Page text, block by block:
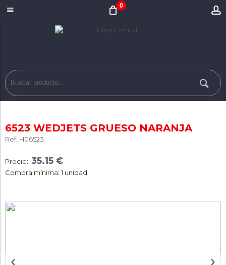
0
6523 WEDJETS GRUESO NARANJA
Ref: H06523
Precio: 35.15 €
Compra mínima: 1 unidad